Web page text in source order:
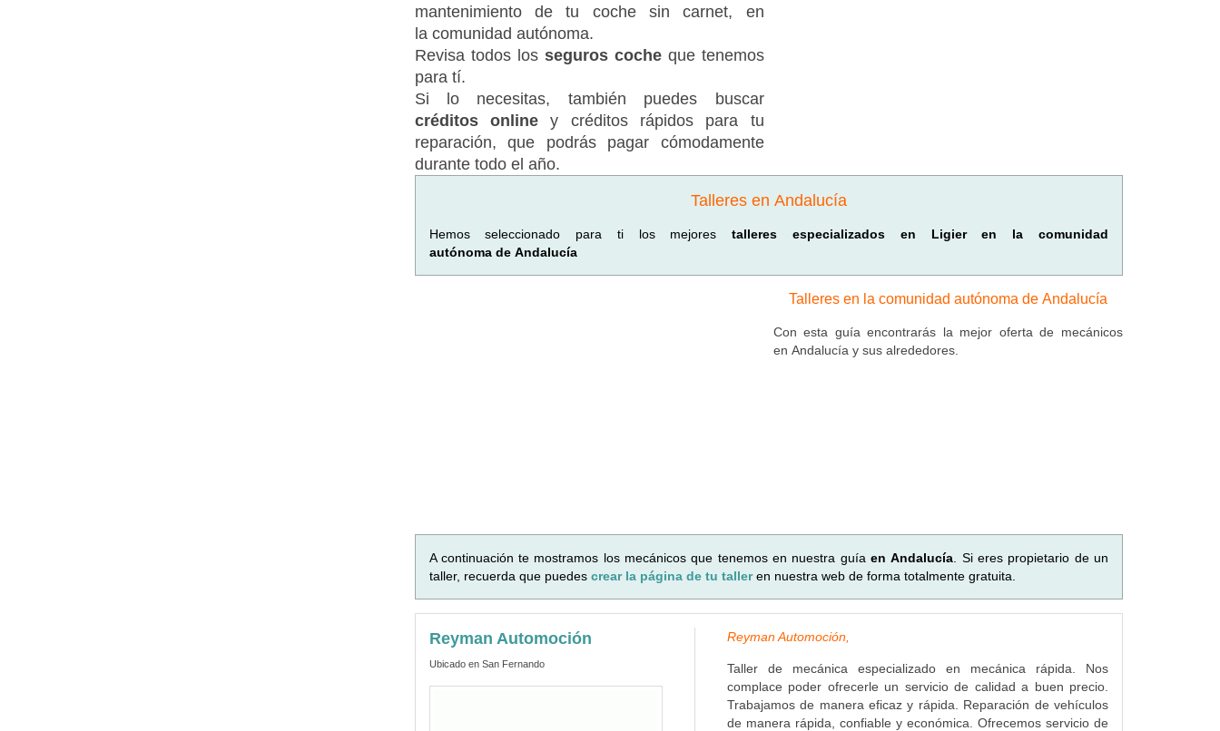
mantenimiento de tu coche sin carnet, en
la comunidad autónoma.
Revisa todos los seguros cocheque tenemos
para tí.
Si lo necesitas, también puedes buscar
créditos onliney créditos rápidos para tu
reparación, que podrás pagar cómodamente
durante todo el año.
Talleres en Andalucía
Hemos seleccionado para ti los mejorestalleres especializados en Ligier en la comunidad
autónoma de Andalucía
Talleres en la comunidad autónoma de Andalucía
Con esta guía encontrarás la mejor oferta de mecánicos
en Andalucía y sus alrededores.
A continuación te mostramos los mecánicos que tenemos en nuestra guíaen Andalucía . Si eres propietario de un
taller, recuerda que puedes crear la página de tu talleren nuestra web de forma totalmente gratuita.
Reyman Automoción
Ubicado en San Fernando
Reyman Automoción,
Taller de mecánica especializado en mecánica rápida. Nos
complace poder ofrecerle un servicio de calidad a buen precio.
Trabajamos de manera eficaz y rápida. Reparación de vehículos
de manera rápida, confiable y económica. Ofrecemos servicio de